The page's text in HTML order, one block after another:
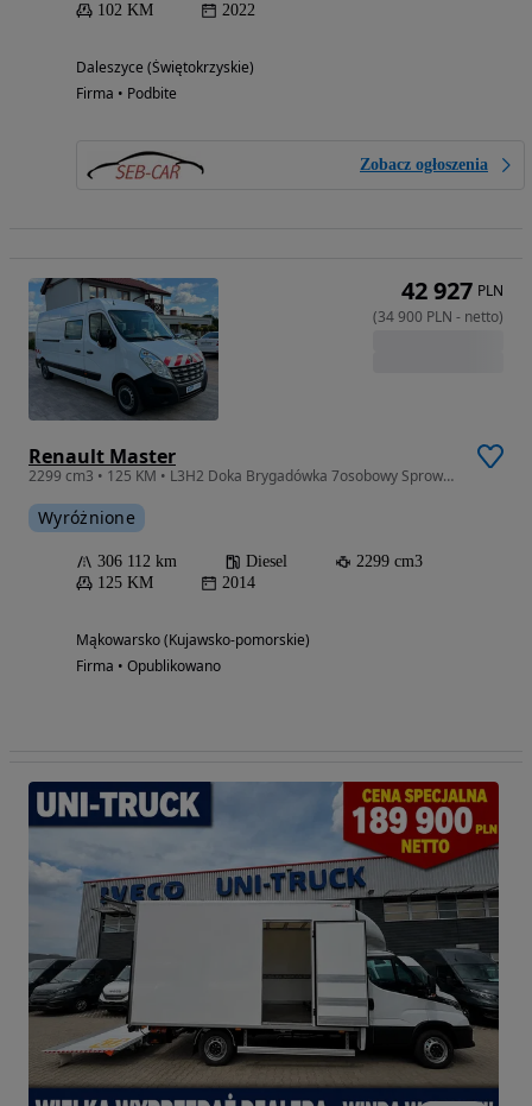
102 KM
2022
Daleszyce (Świętokrzyskie)
Firma • Podbite
Zobacz ogłoszenia
Renault Master
2299 cm3 • 125 KM • L3H2 Doka Brygadówka 7osobowy Sprowadzony !!
Wyróżnione
306 112 km Diesel
2299 cm3
125 KM
2014
Mąkowarsko (Kujawsko-pomorskie)
Firma • Opublikowano
42 927 PLN
(34 900 PLN - netto)